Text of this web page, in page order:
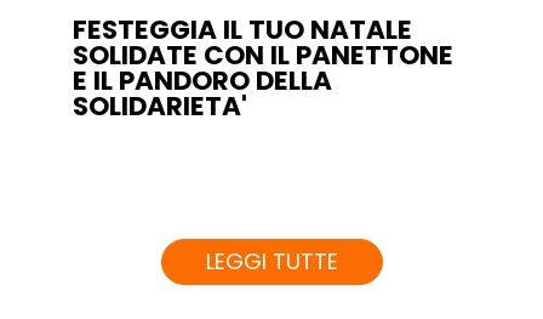
FESTEGGIA IL TUO NATALE
SOLIDATE CON IL PANETTONE
E IL PANDORO DELLA
SOLIDARIETA'
LEGGI TUTTE